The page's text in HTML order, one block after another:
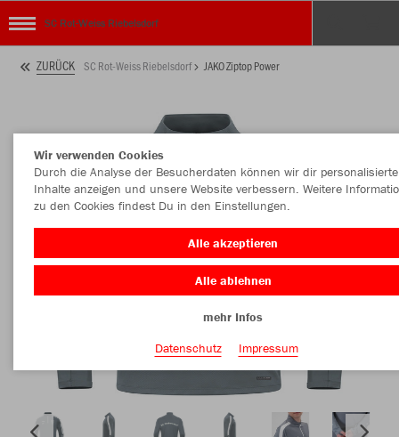
SC Rot-Weiss Riebelsdorf
ZURÜCK SC Rot-Weiss Riebelsdorf JAKO Ziptop Power
Wir verwenden Cookies
Durch die Analyse der Besucherdaten können wir dir personalisierte
Inhalte anzeigen und unsere Website verbessern. Weitere
zu den Cookies findest Du in den Einstellungen.
Alle akzeptieren
Alle ablehnen
mehr Infos
Datenschutz
Impressum